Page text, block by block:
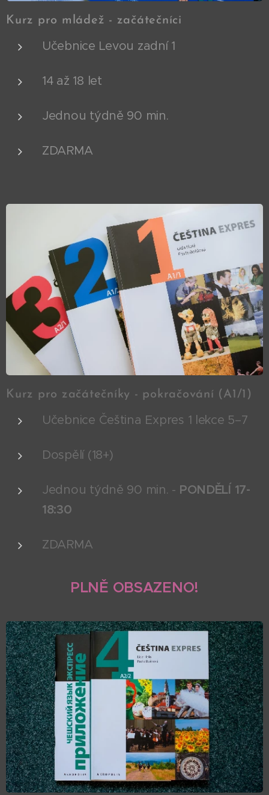
Kurz pro mládež - začátečníci
Učebnice Levou zadní 1
14 až 18 let
Jednou týdně 90 min.
ZDARMA
Kurz pro začátečníky - pokračování (A1/1)
Učebnice Čeština Expres 1 lekce 5–7
Dospělí (18+)
Jednou týdně 90 min. - PONDĚLÍ 17-
18:30
ZDARMA
PLNĚ OBSAZENO!